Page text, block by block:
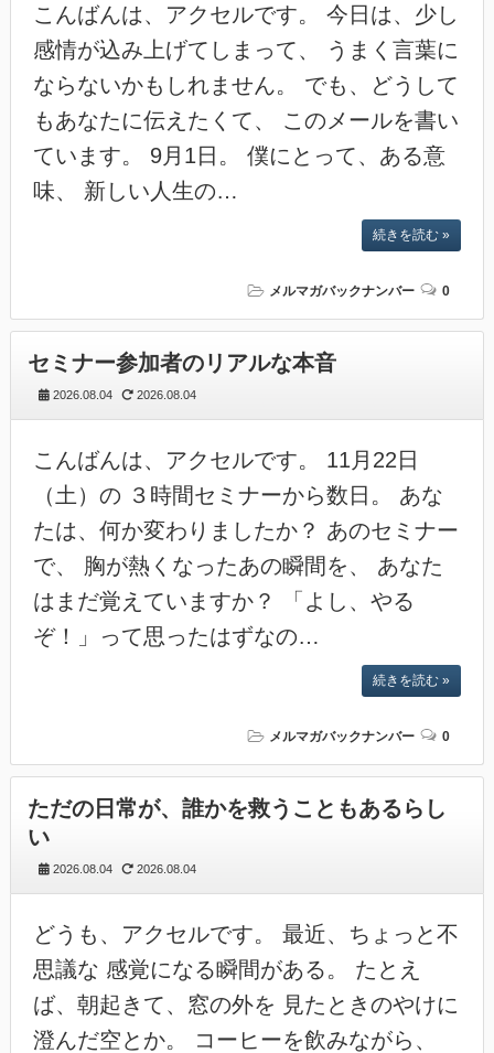
こんばんは、アクセルです。 今日は、少し
感情が込み上げてしまって、 うまく言葉に
ならないかもしれません。 でも、どうして
もあなたに伝えたくて、 このメールを書い
ています。 9月1日。 僕にとって、ある意
味、 新しい人生の…
続きを読む »
メルマガバックナンバー 0
セミナー参加者のリアルな本音
2026.08.04 2026.08.04
こんばんは、アクセルです。 11月22日
（土）の ３時間セミナーから数日。 あな
たは、何か変わりましたか？ あのセミナー
で、 胸が熱くなったあの瞬間を、 あなた
はまだ覚えていますか？ 「よし、やる
ぞ！」って思ったはずなの…
続きを読む »
メルマガバックナンバー 0
ただの日常が、誰かを救うこともあるらし
い
2026.08.04 2026.08.04
どうも、アクセルです。 最近、ちょっと不
思議な 感覚になる瞬間がある。 たとえ
ば、朝起きて、窓の外を 見たときのやけに
澄んだ空とか。 コーヒーを飲みながら、